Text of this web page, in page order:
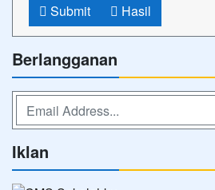
Submit Hasil
Berlangganan
Iklan